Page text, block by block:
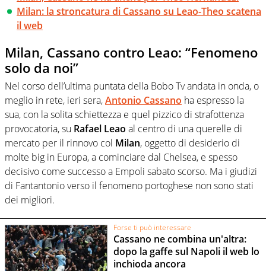
Milan: la stroncatura di Cassano su Leao-Theo scatena
il web
Milan, Cassano contro Leao: “Fenomeno
solo da noi”
Nel corso dell’ultima puntata della Bobo Tv andata in onda, o
meglio in rete, ieri sera,Antonio Cassano ha espresso la
sua, con la solita schiettezza e quel pizzico di strafottenza
provocatoria, su Rafael Leao al centro di una querelle di
mercato per il rinnovo col Milan, oggetto di desiderio di
molte big in Europa, a cominciare dal Chelsea, e spesso
decisivo come successo a Empoli sabato scorso. Ma i giudizi
di Fantantonio verso il fenomeno portoghese non sono stati
dei migliori.
Forse ti può interessare
Cassano ne combina un'altra:
dopo la gaffe sul Napoli il web lo
inchioda ancora